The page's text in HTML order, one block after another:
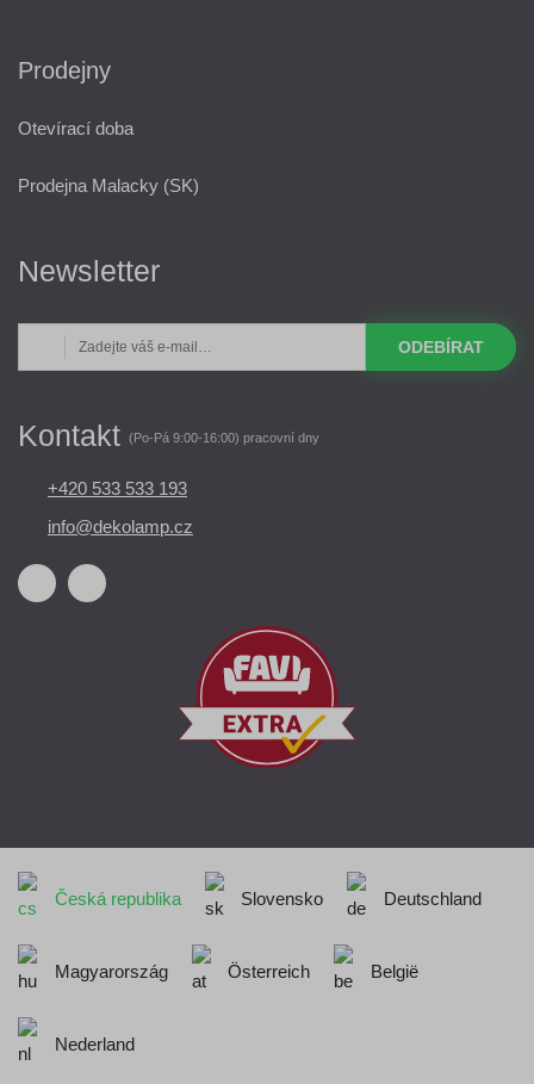
Prodejny
Otevírací doba
Prodejna Malacky (SK)
Newsletter
ODEBÍRAT
Kontakt (Po-Pá 9:00-16:00) pracovní dny
+420 533 533 193
info@dekolamp.cz
Česká republika Slovensko Deutschland
Magyarország Österreich België
Nederland